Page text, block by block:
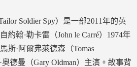
Soldier Spy）是一部2011年的英
約翰·勒卡雷（John le Carré）1974年
斯·阿爾弗萊德森（Tomas
德曼（Gary Oldman）主演。故事背